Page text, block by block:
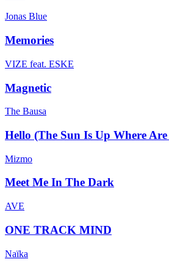
Jonas Blue
Memories
VIZE feat. ESKE
Magnetic
The Bausa
Hello (The Sun Is Up Where
Mizmo
Meet Me In The Dark
AVE
ONE TRACK MIND
Naïka